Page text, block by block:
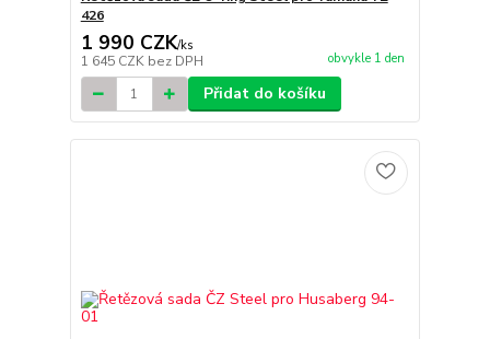
426
1 990 CZK/ks
1 645 CZK bez DPH obvykle 1 den
Přidat do košíku